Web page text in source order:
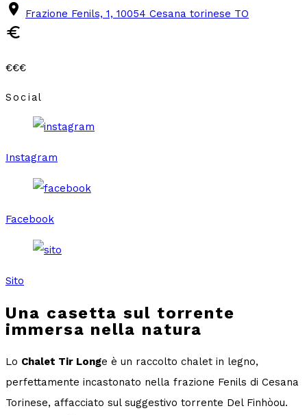
place Frazione Fenils, 1, 10054 Cesana torinese TO
euro
€€€
Social
Instagram
Facebook
Sito
Una casetta sul torrente
immersa nella natura
Lo Chalet Tir Longe è un raccolto chalet in legno,
perfettamente incastonato nella frazione Fenils di Cesana
Torinese, affacciato sul suggestivo torrente Del Finhòou.